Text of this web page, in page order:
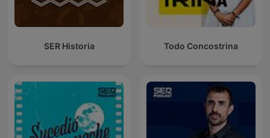
SER Historia Todo Concostrina